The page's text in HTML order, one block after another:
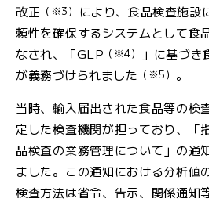
お
問
い
合
わ
せ
改正 （※3） により、食品検査施設
頼性を確保するシステムとして食
なされ、「GLP （※4）
」に基づき
が義務づけられました （※5） 。
当時、輸入届出された食品等の検
定した検査機関が担っており、「
品検査の業務管理について」の通
ました。この通知における分析値
検査方法は省令、告示、関係通知